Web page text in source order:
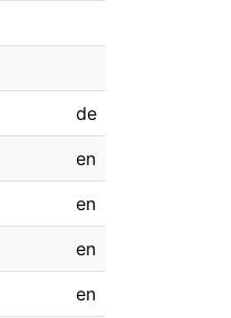
de
en
en
en
en